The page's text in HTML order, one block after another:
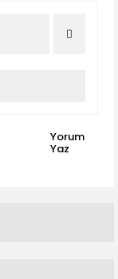
Yorum
Yaz